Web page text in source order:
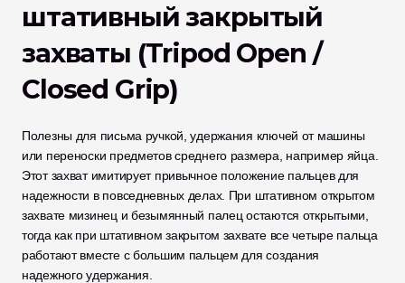
штативный закрытый
захваты (Tripod Open /
Closed Grip)
Полезны для письма ручкой, удержания ключей от машины
или переноски предметов среднего размера, например яйца.
Этот захват имитирует привычное положение пальцев для
надежности в повседневных делах. При штативном открытом
захвате мизинец и безымянный палец остаются открытыми,
тогда как при штативном закрытом захвате все четыре пальца
работают вместе с большим пальцем для создания
надежного удержания.